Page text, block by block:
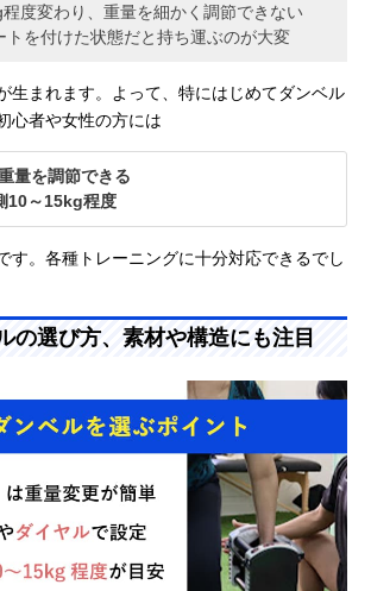
程度変わり、重量を細かく調節できない
トを付けた状態だと持ち運ぶのが大変
生まれます。よって、特にはじめてダンベル
心者や女性の方には
量を調節できる
10～15kg程度
す。各種トレーニングに十分対応できるでし
の選び方、素材や構造にも注目